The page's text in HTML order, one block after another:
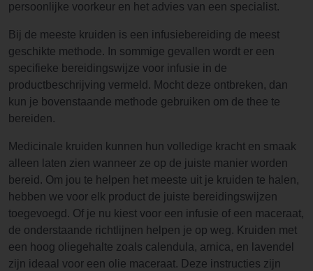
persoonlijke voorkeur en het advies van een specialist.
Bij de meeste kruiden is een infusiebereiding de meest
geschikte methode. In sommige gevallen wordt er een
specifieke bereidingswijze voor infusie in de
productbeschrijving vermeld. Mocht deze ontbreken, dan
kun je bovenstaande methode gebruiken om de thee te
bereiden.
Medicinale kruiden kunnen hun volledige kracht en smaak
alleen laten zien wanneer ze op de juiste manier worden
bereid. Om jou te helpen het meeste uit je kruiden te halen,
hebben we voor elk product de juiste bereidingswijzen
toegevoegd. Of je nu kiest voor een infusie of een maceraat,
de onderstaande richtlijnen helpen je op weg. Kruiden met
een hoog oliegehalte zoals calendula, arnica, en lavendel
zijn ideaal voor een olie maceraat. Deze instructies zijn